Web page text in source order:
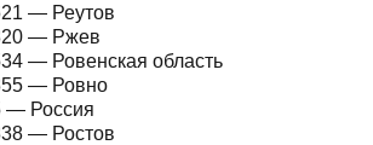
— Реутов
— Ржев
— Ровенская область
— Ровно
— Россия
— Ростов